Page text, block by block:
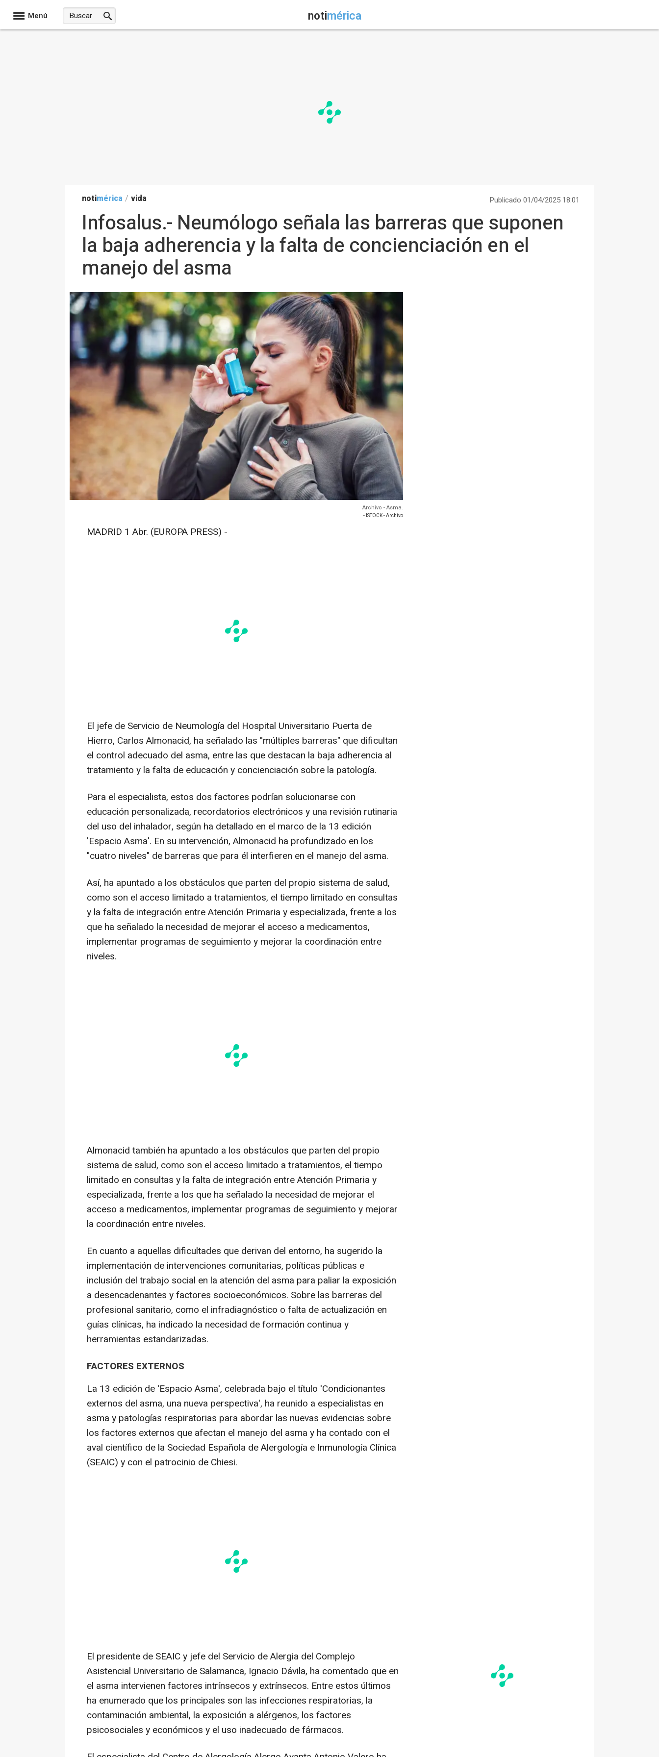
Menú notimérica
notimérica / vida Publicado 01/04/2025 18:01
Infosalus.- Neumólogo señala las barreras que suponen
la baja adherencia y la falta de concienciación en el
manejo del asma
Archivo - Asma.
- ISTOCK - Archivo
MADRID 1 Abr. (EUROPA PRESS) -
El jefe de Servicio de Neumología del Hospital Universitario Puerta de
Hierro, Carlos Almonacid, ha señalado las "múltiples barreras" que dificultan
el control adecuado del asma, entre las que destacan la baja adherencia al
tratamiento y la falta de educación y concienciación sobre la patología.
Para el especialista, estos dos factores podrían solucionarse con
educación personalizada, recordatorios electrónicos y una revisión rutinaria
del uso del inhalador, según ha detallado en el marco de la 13 edición
'Espacio Asma'. En su intervención, Almonacid ha profundizado en los
"cuatro niveles" de barreras que para él interfieren en el manejo del asma.
Así, ha apuntado a los obstáculos que parten del propio sistema de salud,
como son el acceso limitado a tratamientos, el tiempo limitado en consultas
y la falta de integración entre Atención Primaria y especializada, frente a los
que ha señalado la necesidad de mejorar el acceso a medicamentos,
implementar programas de seguimiento y mejorar la coordinación entre
niveles.
Almonacid también ha apuntado a los obstáculos que parten del propio
sistema de salud, como son el acceso limitado a tratamientos, el tiempo
limitado en consultas y la falta de integración entre Atención Primaria y
especializada, frente a los que ha señalado la necesidad de mejorar el
acceso a medicamentos, implementar programas de seguimiento y mejorar
la coordinación entre niveles.
En cuanto a aquellas dificultades que derivan del entorno, ha sugerido la
implementación de intervenciones comunitarias, políticas públicas e
inclusión del trabajo social en la atención del asma para paliar la exposición
a desencadenantes y factores socioeconómicos. Sobre las barreras del
profesional sanitario, como el infradiagnóstico o falta de actualización en
guías clínicas, ha indicado la necesidad de formación continua y
herramientas estandarizadas.
FACTORES EXTERNOS
La 13 edición de 'Espacio Asma', celebrada bajo el título 'Condicionantes
externos del asma, una nueva perspectiva', ha reunido a especialistas en
asma y patologías respiratorias para abordar las nuevas evidencias sobre
los factores externos que afectan el manejo del asma y ha contado con el
aval científico de la Sociedad Española de Alergología e Inmunología Clínica
(SEAIC) y con el patrocinio de Chiesi.
El presidente de SEAIC y jefe del Servicio de Alergia del Complejo
Asistencial Universitario de Salamanca, Ignacio Dávila, ha comentado que en
el asma intervienen factores intrínsecos y extrínsecos. Entre estos últimos
ha enumerado que los principales son las infecciones respiratorias, la
contaminación ambiental, la exposición a alérgenos, los factores
psicosociales y económicos y el uso inadecuado de fármacos.